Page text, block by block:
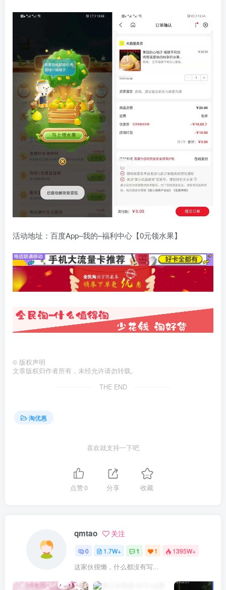
活动地址：百度App–我的–福利中心【0元领水果】
© 版权声明
文章版权归作者所有，未经允许请勿转载。
THE END
淘优惠
喜欢就支持一下吧
点赞0 分享 收藏
qmtao 关注
0 1.7W+ 1 1 1395W+
这家伙很懒，什么都没有写...